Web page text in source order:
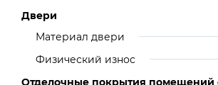
Двери
Материал двери
Физический износ
Отделочные покрытия помещений